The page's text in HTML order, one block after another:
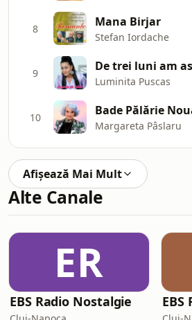
8 Mana Birjar
Stefan Iordache
9 De trei luni am
Luminita Puscas
10 Bade Pălărie
Margareta Pâslaru
Afișează Mai Mult
Alte Canale
ER
EBS Radio Nostalgie EBS